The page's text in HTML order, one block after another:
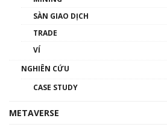
thống & Crypto qua các
SÀN GIAO DỊCH
TRADE
VÍ
NGHIÊN CỨU
CASE STUDY
METAVERSE